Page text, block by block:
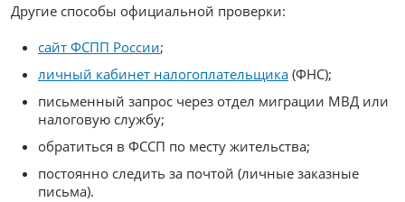
Другие способы официальной проверки:
сайт ФСПП России;
личный кабинет налогоплательщика (ФНС);
письменный запрос через отдел миграции МВД или
налоговую службу;
обратиться в ФССП по месту жительства;
постоянно следить за почтой (личные заказные
письма).